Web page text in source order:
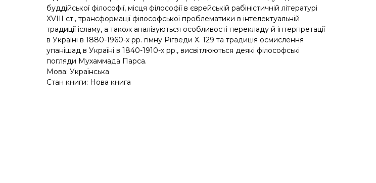
буддійської філософії, місця філософії в єврейській рабіністичній літературі
XVIII ст., трансформації філософської проблематики в інтелектуальній
традиції ісламу, а також аналізуються особливості перекладу й інтерпретації
в Україні в 1880-1960-х рр. гімну Рігведи Х. 129 та традиція осмислення
упанішад в Україні в 1840-1910-х рр., висвітлюються деякі філософські
погляди Мухаммада Парса.
Мова: Українська
Стан книги: Нова книга